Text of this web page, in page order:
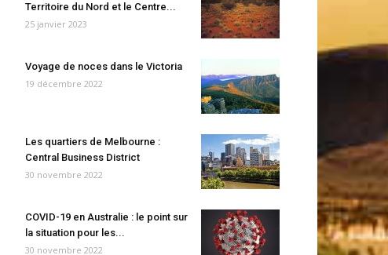
Territoire du Nord et le Centre...
25 janvier 2023
Voyage de noces dans le Victoria
19 décembre 2022
Les quartiers de Melbourne :
Central Business District
30 novembre 2022
COVID-19 en Australie : le point sur
la situation pour les...
30 novembre 2022